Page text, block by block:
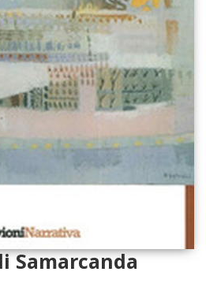
Samarcanda